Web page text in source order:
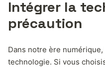
Intégrer la
précaution
Dans notre ère
technologie. Si vous